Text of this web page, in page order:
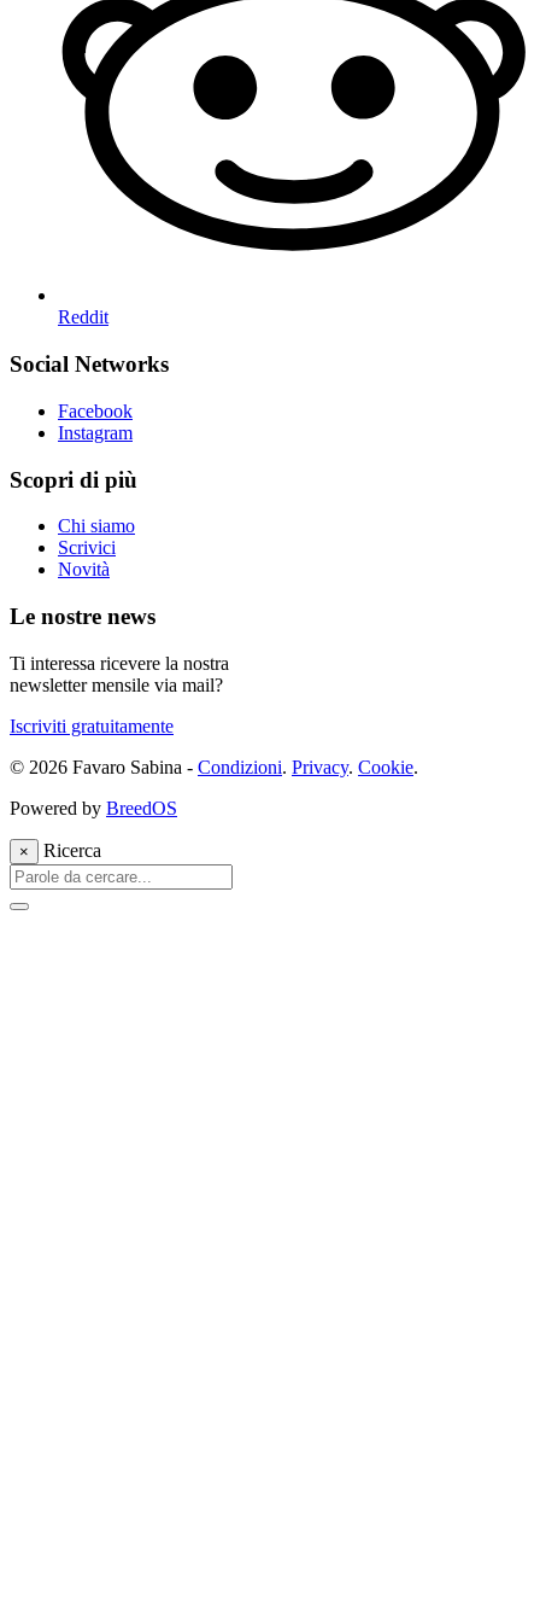
Reddit
Social Networks
Facebook
Instagram
Scopri di più
Chi siamo
Scrivici
Novità
Le nostre news
Ti interessa ricevere la nostra
newsletter mensile via mail?
Iscriviti gratuitamente
© 2026 Favaro Sabina - Condizioni. Privacy. Cookie.
Powered by BreedOS
× Ricerca